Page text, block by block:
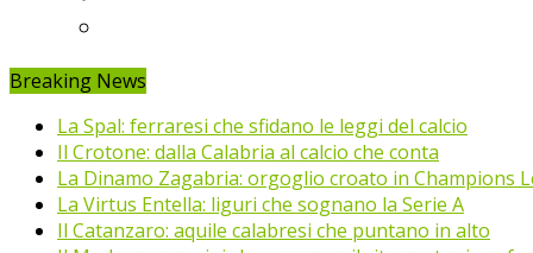
Breaking News
La Spal: ferraresi che sfidano le leggi del calcio
Il Crotone: dalla Calabria al calcio che conta
La Dinamo Zagabria: orgoglio croato in Champions
La Virtus Entella: liguri che sognano la Serie A
Il Catanzaro: aquile calabresi che puntano in alto